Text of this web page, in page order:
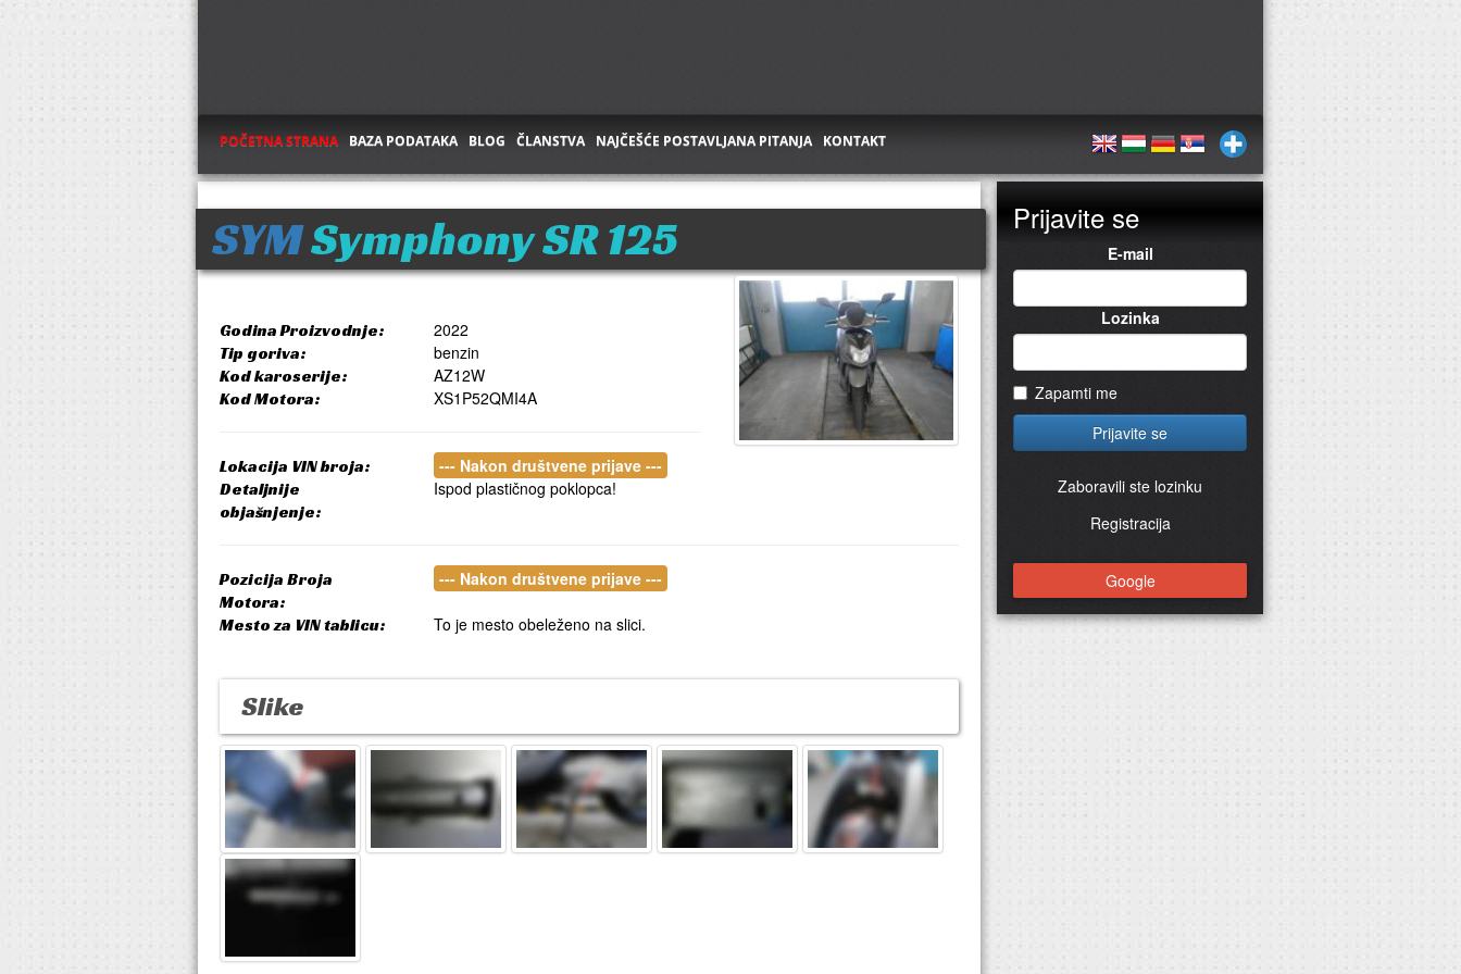
POČETNA STRANA BAZA PODATAKA BLOG ČLANSTVA NAJČEŠĆE POSTAVLJANA PITANJA KONTAKT
SYMSymphony SR 125
Godina Proizvodnje: 2022
Tip goriva: benzin
Kod karoserije: AZ12W
Kod Motora: XS1P52QMI4A
Lokacija VIN broja: --- Nakon društvene prijave ---
Detaljnije
objašnjenje:
Ispod plastičnog poklopca!
Pozicija Broja
Motora:
--- Nakon društvene prijave ---
Mesto za VIN tablicu: To je mesto obeleženo na slici.
Slike
Prijavite se
E-mail
Lozinka
Zapamti me
Prijavite se
Zaboravili ste lozinku
Registracija
Google